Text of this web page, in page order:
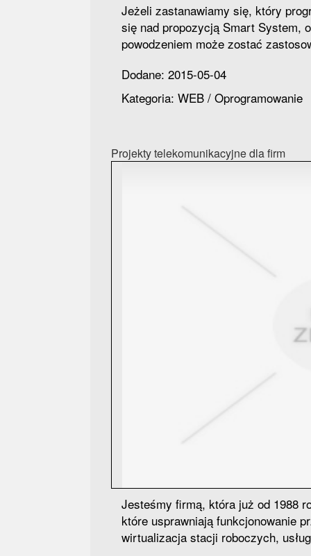
Jeżeli zastanawiamy się, który
się nad propozycją Smart System,
powodzeniem może zostać
Dodane: 2015-05-04
Kategoria: WEB / Oprogramowanie
Projekty telekomunikacyjne dla firm
Jesteśmy firmą, która już od 1988
które usprawniają funkcjonowanie
wirtualizacja stacji roboczych,